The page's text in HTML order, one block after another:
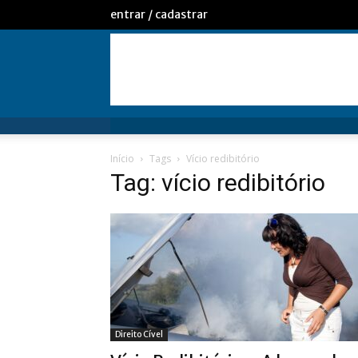
entrar / cadastrar
Início Tags Vício redibitório
Tag: vício redibitório
Direito Cível